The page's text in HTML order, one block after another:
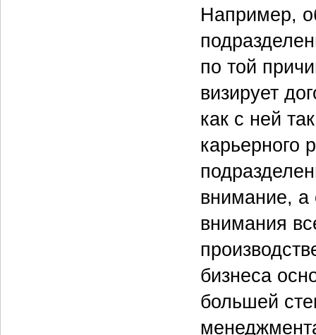
Например,
по той
визирует
как с ней
карьерного
внимание, а
внимания
бизнеса
большей